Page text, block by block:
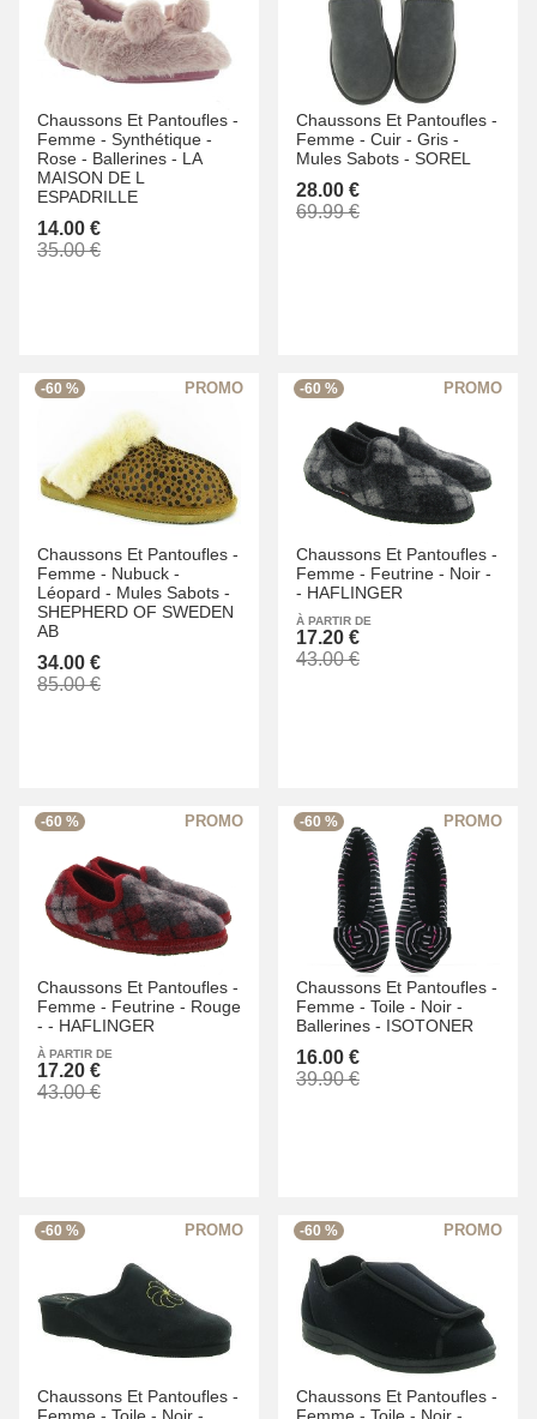
Chaussons Et Pantoufles -
Femme - Synthétique -
Rose - Ballerines - LA
MAISON DE L
ESPADRILLE
14.00 €
35.00 €
Chaussons Et Pantoufles -
Femme - Cuir - Gris -
Mules Sabots - SOREL
28.00 €
69.99 €
-60 %
Chaussons Et Pantoufles -
Femme - Nubuck -
Léopard - Mules Sabots -
SHEPHERD OF SWEDEN
AB
34.00 €
85.00 €
-60 %
Chaussons Et Pantoufles -
Femme - Feutrine - Noir -
- HAFLINGER
À PARTIR DE
17.20 €
43.00 €
-60 %
Chaussons Et Pantoufles -
Femme - Feutrine - Rouge
- - HAFLINGER
À PARTIR DE
17.20 €
43.00 €
-60 %
Chaussons Et Pantoufles -
Femme - Toile - Noir -
Ballerines - ISOTONER
16.00 €
39.90 €
-60 %
Chaussons Et Pantoufles -
Femme - Toile - Noir -
-60 %
Chaussons Et Pantoufles -
Femme - Toile - Noir -